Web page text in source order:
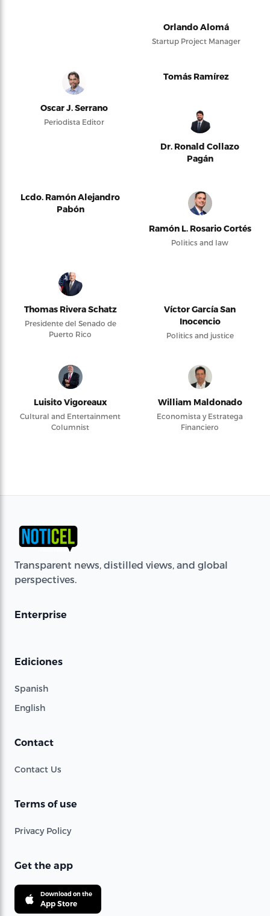
Orlando Alomá
Startup Project Manager
Oscar J. Serrano
Periodista Editor
Tomás Ramírez
Dr. Ronald Collazo
Pagán
Lcdo. Ramón Alejandro
Pabón
Ramón L. Rosario Cortés
Politics and law
Thomas Rivera Schatz
Presidente del Senado de
Puerto Rico
Víctor García San
Inocencio
Politics and justice
Luisito Vigoreaux
Cultural and Entertainment
Columnist
William Maldonado
Economista y Estratega
Financiero
Transparent news, distilled views, and global
perspectives.
Enterprise
Ediciones
Spanish
English
Contact
Contact Us
Terms of use
Privacy Policy
Get the app
Download on the
App Store